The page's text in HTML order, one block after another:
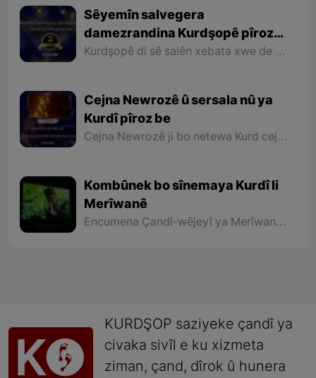
Sêyemîn salvegera
damezrandina Kurdşopê pîroz
be
Kurdşopê di sê salên xebata xwe de hewl daye bibe deng û rengê hemû Kurdan li seranserê Kurdistanê û bê cudahî li hemû beşên Kurdistanê binêre û dîrok, erdnîgarî, huner, ziman, wêje, çand û kelepûra navçeyên cuda yên Kurdistanê bi xelkê Kurdistanê bide nasandin.
Cejna Newrozê û sersala nû ya
Kurdî pîroz be
Cejna Newrozê ji bo netewa Kurd cejna tekezîkirin e li ser mafên xwe yên rewa û bi bîranîna dîrokek dirêj e bo xebat û têkoşîna bo azadî û rizgariyê û agirê geş yê Newrozê ku ji aliyê netewa Kurd ve tê pêxistin, sembola hêviya paşerojeke geş bo netewe û nîştimana me ye.
Kombûnek bo sînemaya Kurdî li
Merîwanê
Encumena Çandî-wêjeyî ya Merîwanê bi hevkariya Sînema Kurdistan, kombûnek bo sînemaya Kurdî û pêşandana sê fîlmên nû yên sê derhênerên Merîwanê bi rê ve bir.
KURDŞOP saziyeke çandî ya
civaka sivîl e ku xizmeta
ziman, çand, dîrok û hunera